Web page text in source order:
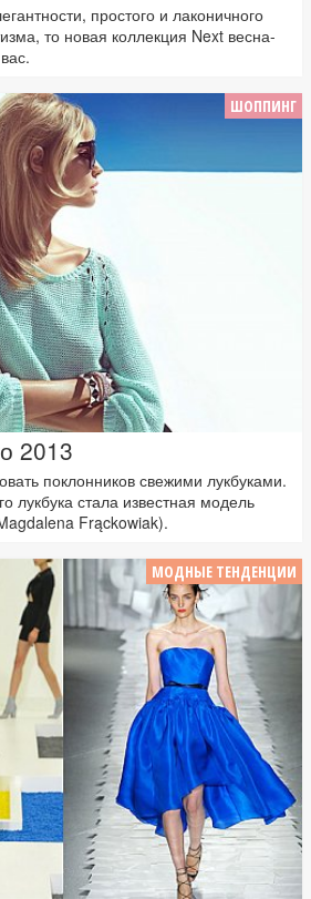
простого и лаконичного
то новая коллекция Next весна-
ШОППИНГ
2013
поклонников свежими лукбуками.
лукбука стала известная модель
Frąckowiak).
МОДНЫЕ ТЕНДЕНЦИИ